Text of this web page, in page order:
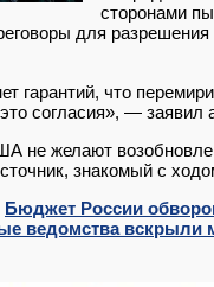
сторонами
для
гарантий, что
согласия», — заявил
не желают
знакомый с
Бюджет России
ведомства вскрыли